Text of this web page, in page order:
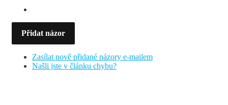
Přidat názor
Zasílat nově přidané názory e-mailem
Našli jste v článku chybu?